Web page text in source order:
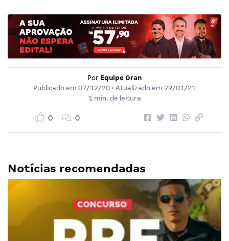
Por Equipe Gran
Publicado em 07/12/20 • Atualizado em 29/01/21
1 min. de leitura
0 0
Notícias recomendadas